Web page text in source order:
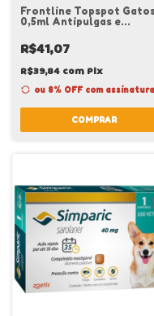
Frontline Topspot
0,5ml Antipulgas e
R$41,07
R$39,84 com Pix
ou 8% OFF com assinatura
COMPRAR